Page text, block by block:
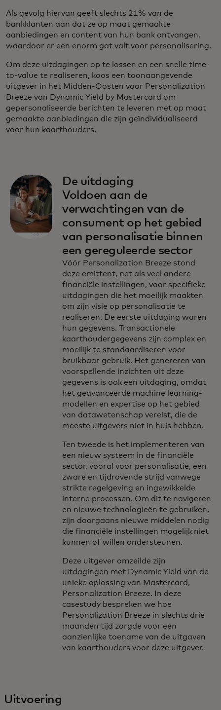
Als gevolg hiervan geeft slechts 21% van de
bankklanten aan dat ze op maat gemaakte
aanbiedingen en content van hun bank ontvangen,
waardoor er een enorm gat valt voor personalisering.
Om deze uitdagingen op te lossen en een snelle time-
to-value te realiseren, koos een toonaangevende
uitgever in het Midden-Oosten voor Personalization
Breeze van Dynamic Yield by Mastercard om
gepersonaliseerde berichten te leveren met op maat
gemaakte aanbiedingen die zijn geïndividualiseerd
voor hun kaarthouders.
De uitdaging
Voldoen aan de
verwachtingen van de
consument op het gebied
van personalisatie binnen
een gereguleerde sector
Vóór Personalization Breeze stond
deze emittent, net als veel andere
financiële instellingen, voor specifieke
uitdagingen die het moeilijk maakten
om zijn visie op personalisatie te
realiseren. De eerste uitdaging waren
hun gegevens. Transactionele
kaarthoudergegevens zijn complex en
moeilijk te standaardiseren voor
bruikbaar gebruik. Het genereren van
voorspellende inzichten uit deze
gegevens is ook een uitdaging, omdat
het geavanceerde machine learning-
modellen en expertise op het gebied
van datawetenschap vereist, die de
meeste uitgevers niet in huis hebben.
Ten tweede is het implementeren van
een nieuw systeem in de financiële
sector, vooral voor personalisatie, een
zware en tijdrovende strijd vanwege
strikte regelgeving en ingewikkelde
interne processen. Om dit te navigeren
en nieuwe technologieën te gebruiken,
zijn doorgaans nieuwe middelen nodig
die financiële instellingen mogelijk niet
kunnen of willen ondersteunen.
Deze uitgever omzeilde zijn
uitdagingen met Dynamic Yield van de
unieke oplossing van Mastercard,
Personalization Breeze. In deze
casestudy bespreken we hoe
Personalization Breeze in slechts drie
maanden tijd zorgde voor een
aanzienlijke toename van de uitgaven
van kaarthouders voor deze uitgever.
Uitvoering